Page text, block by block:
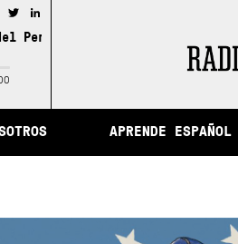
/ La ciudad de la memoria
Facebook
Twitter
APRENDE ESPAÑOL